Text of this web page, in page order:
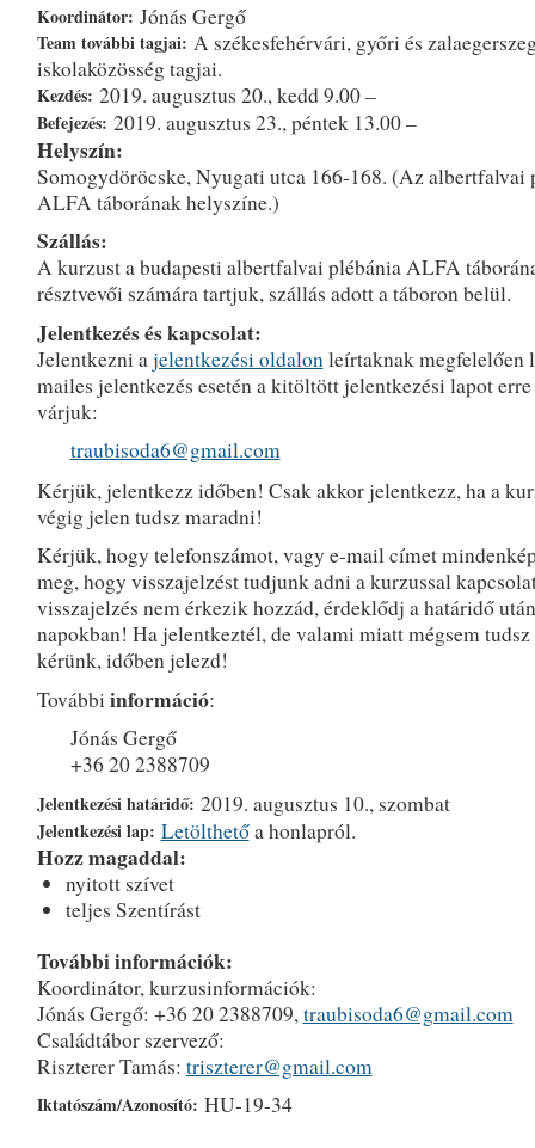
Koordinátor: Jónás Gergő
Team további tagjai: A székesfehérvári, győri és
iskolaközösség tagjai.
Kezdés: 2019. augusztus 20., kedd 9.00 –
Befejezés: 2019. augusztus 23., péntek 13.00 –
Helyszín:
Somogydöröcske, Nyugati utca 166-168. (Az albertfalvai
ALFA táborának helyszíne.)
Szállás:
A kurzust a budapesti albertfalvai plébánia ALFA
résztvevői számára tartjuk, szállás adott a táboron belül.
Jelentkezés és kapcsolat:
Jelentkezni a jelentkezési oldalon leírtaknak megfelelően
mailes jelentkezés esetén a kitöltött jelentkezési lapot
várjuk:
traubisoda6@gmail.com
Kérjük, jelentkezz időben! Csak akkor jelentkezz, ha a
végig jelen tudsz maradni!
Kérjük, hogy telefonszámot, vagy e-mail címet
meg, hogy visszajelzést tudjunk adni a kurzussal
visszajelzés nem érkezik hozzád, érdeklődj a határidő
napokban! Ha jelentkeztél, de valami miatt mégsem tudsz
kérünk, időben jelezd!
További információ:
Jónás Gergő
+36 20 2388709
Jelentkezési határidő: 2019. augusztus 10., szombat
Jelentkezési lap: Letölthetőa honlapról.
Hozz magaddal:
nyitott szívet
teljes Szentírást
További információk:
Koordinátor, kurzusinformációk:
Jónás Gergő: +36 20 2388709, traubisoda6@gmail.com
Családtábor szervező:
Riszterer Tamás: triszterer@gmail.com
Iktatószám/Azonosító: HU-19-34